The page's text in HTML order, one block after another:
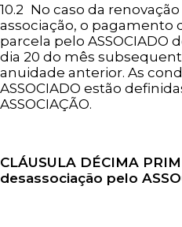
10.2 No caso da
associação, o pagamento
parcela pelo ASSOCIADO
dia 20 do mês
anuidade anterior. As
ASSOCIADO estão
ASSOCIAÇÃO.
CLÁUSULA DÉCIMA
desassociação pelo